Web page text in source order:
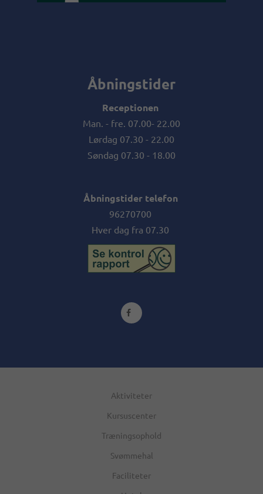
Åbningstider
Receptionen
Man. - fre. 07.00- 22.00
Lørdag 07.30 - 22.00
Søndag 07.30 - 18.00
Åbningstider telefon
96270700
Hver dag fra 07.30

Aktiviteter
Kursuscenter
Træningsophold
Svømmehal
Faciliteter